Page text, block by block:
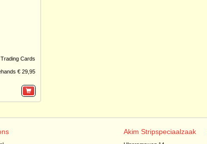
Trading Cards
€ 29,95
Akim Stripspeciaalzaak